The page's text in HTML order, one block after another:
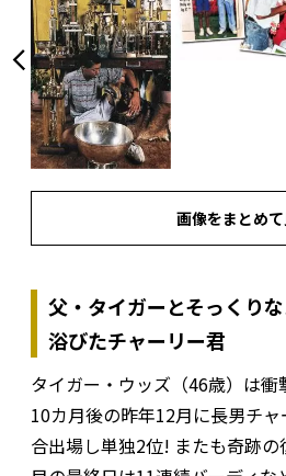
画像をまとめ
父・タイガーとそっくり
浴びたチャーリー君
タイガー・ウッズ（46歳）は
10カ月後の昨年12月に長男チ
合出場し単独2位! またも奇跡